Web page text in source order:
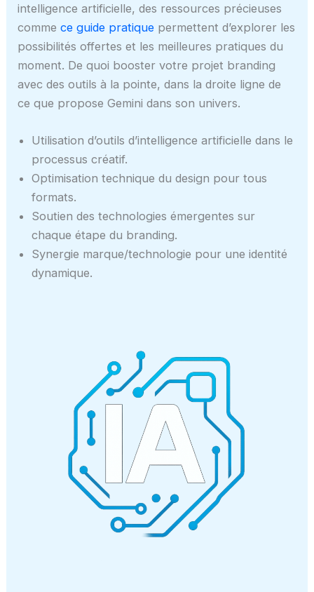
intelligence artificielle, des ressources précieuses
commece guide pratique permettent d’explorer les
possibilités offertes et les meilleures pratiques du
moment. De quoi booster votre projet branding
avec des outils à la pointe, dans la droite ligne de
ce que propose Gemini dans son univers.
Utilisation d’outils d’intelligence artificielle dans le
processus créatif.
Optimisation technique du design pour tous
formats.
Soutien des technologies émergentes sur
chaque étape du branding.
Synergie marque/technologie pour une identité
dynamique.